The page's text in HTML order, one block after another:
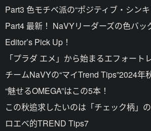
Part3 色モチベ派の“ポジティブ・シン
Part4 最新！ NaVYリーダーズの色バッ
Editor’s Pick Up！
「プラダ エメ」から始まるエフォート
チームNaVYの“マイTrend Tips”2024年
“魅せるOMEGA”はこの5本！
この秋追求したいのは「チェック柄」
ロエベ的TREND Tips7